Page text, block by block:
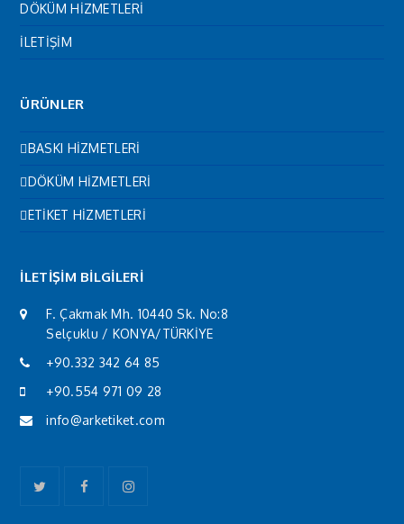
DÖKÜM HİZMETLERİ
İLETİŞİM
ÜRÜNLER
BASKI HİZMETLERİ
DÖKÜM HİZMETLERİ
ETİKET HİZMETLERİ
İLETİŞİM BİLGİLERİ
F. Çakmak Mh. 10440 Sk. No:8
Selçuklu / KONYA/TÜRKİYE
+90.332 342 64 85
+90.554 971 09 28
info@arketiket.com
TwitterFacebookInstagram